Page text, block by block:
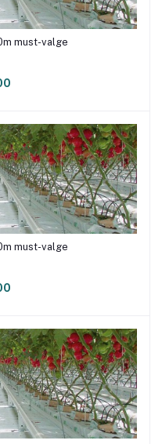
must-valge
must-valge